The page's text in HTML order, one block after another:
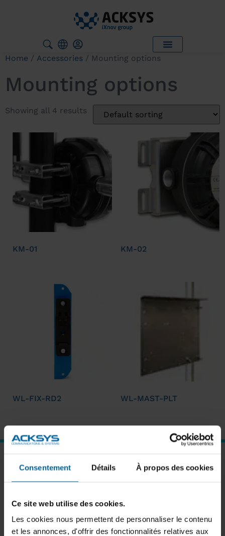
Consentement Détails À propos des cookies
Ce site web utilise des cookies.
Les cookies nous permettent de personnaliser le contenu
et les annonces, d'offrir des fonctionnalités relatives aux
Home / Accessories / Mounting options
Mounting options
Showing all 4 results
KM-01 KM-02
WL-FIX-RD2 WL-MAST-PLT
SUBSCRIBE TO OUR NEWSLETTER
Subscribe